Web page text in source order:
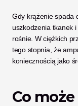
Gdy krążenie spada
uszkodzenia tkanek
rośnie. W ciężkich
tego stopnia, że
koniecznością jako
Co